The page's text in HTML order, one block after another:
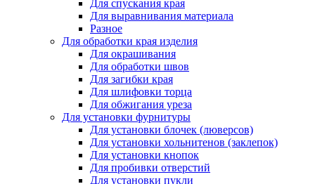
Для спускания края
Для выравнивания материала
Разное
Для обработки края изделия
Для окрашивания
Для обработки швов
Для загибки края
Для шлифовки торца
Для обжигания уреза
Для установки фурнитуры
Для установки блочек (люверсов)
Для установки хольнитенов (заклепок)
Для установки кнопок
Для пробивки отверстий
Для установки пукли